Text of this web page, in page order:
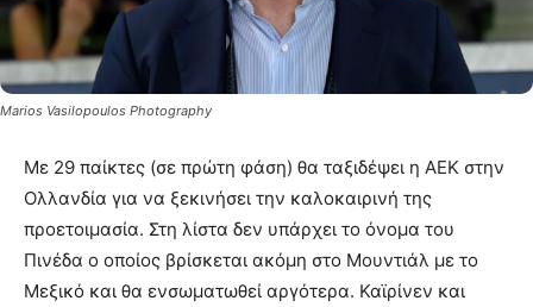
Marios Vasilopoulos Photography
Με 29 παίκτες (σε πρώτη φάση) θα ταξιδέψει η ΑΕΚ στην
Ολλανδία για να ξεκινήσει την καλοκαιρινή της
προετοιμασία. Στη λίστα δεν υπάρχει το όνομα του
Πινέδα ο οποίος βρίσκεται ακόμη στο Μουντιάλ με το
Μεξικό και θα ενσωματωθεί αργότερα. Καϊρίνεν και